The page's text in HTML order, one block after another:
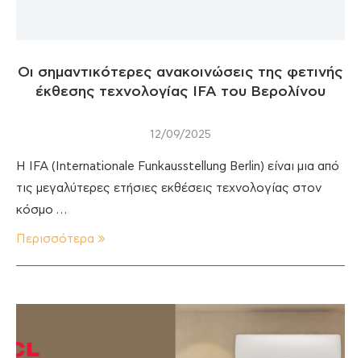
Οι σημαντικότερες ανακοινώσεις της φετινής
έκθεσης τεχνολογίας IFA του Βερολίνου
12/09/2025
Η IFA (Internationale Funkausstellung Berlin) είναι μια από
τις μεγαλύτερες ετήσιες εκθέσεις τεχνολογίας στον
κόσμο …
Περισσότερα